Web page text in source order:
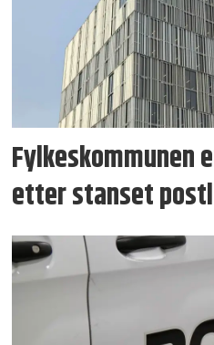
Fylkeskommunen
etter stanset